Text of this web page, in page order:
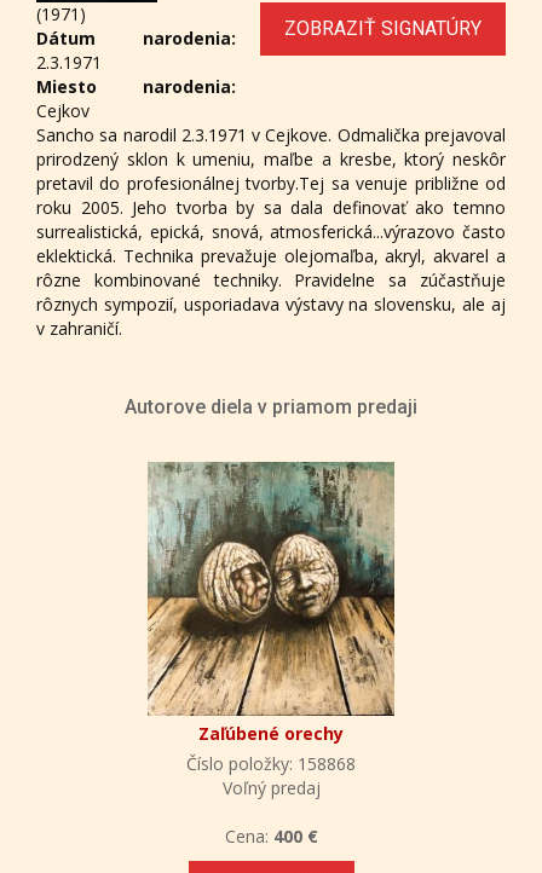
ZOBRAZIŤ SIGNATÚRY
(1971)
Dátum narodenia:
2.3.1971
Miesto narodenia:
Cejkov
Sancho sa narodil 2.3.1971 v Cejkove. Odmalička prejavoval
prirodzený sklon k umeniu, maľbe a kresbe, ktorý neskôr
pretavil do profesionálnej tvorby.Tej sa venuje približne od
roku 2005. Jeho tvorba by sa dala definovať ako temno
surrealistická, epická, snová, atmosferická...výrazovo často
eklektická. Technika prevažuje olejomaľba, akryl, akvarel a
rôzne kombinované techniky. Pravidelne sa zúčastňuje
rôznych sympozií, usporiadava výstavy na slovensku, ale aj
v zahraničí.
Autorove diela v priamom predaji
Zaľúbené orechy
Číslo položky: 158868
Voľný predaj
Cena: 400 €